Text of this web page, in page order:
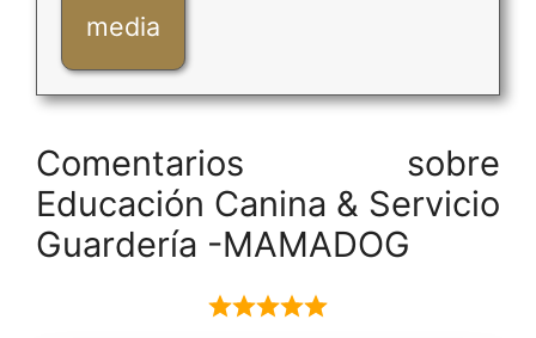
media
Comentarios sobre
Educación Canina & Servicio
Guardería -MAMADOG